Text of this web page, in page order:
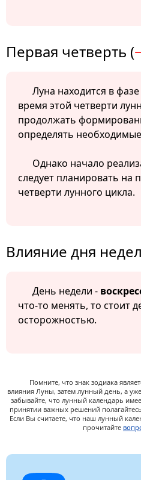
Первая четверть (
Луна находится в фазе
время этой четверти
продолжать
определять
Однако начало
следует планировать
четверти лунного цикла.
Влияние дня
День недели -
что-то менять, то стоит
осторожностью.
Помните, что знак зодиака
влияния Луны, затем лунный день, а
забывайте, что лунный календарь
принятии важных решений
Если Вы считаете, что наш лунный
прочитайте